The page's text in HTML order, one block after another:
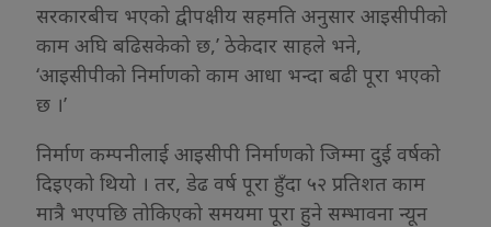
सरकारबीच भएको द्वीपक्षीय सहमति अनुसार आइसीपीको
काम अघि बढिसकेको छ,’ ठेकेदार साहले भने,
‘आइसीपीको निर्माणको काम आधा भन्दा बढी पूरा भएको
छ ।’
निर्माण कम्पनीलाई आइसीपी निर्माणको जिम्मा दुई वर्षको
दिइएको थियो । तर, डेढ वर्ष पूरा हुँदा ५२ प्रतिशत काम
मात्रै भएपछि तोकिएको समयमा पूरा हुने सम्भावना न्यून